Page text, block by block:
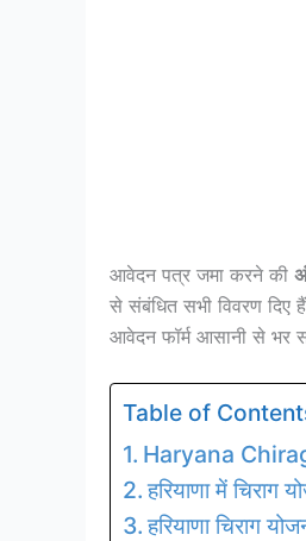
आवेदन पत्र जमा करने की
से संबंधित सभी विवरण
आवेदन फॉर्म आसानी से
Table of
Haryana
हरियाणा में
हरियाणा चिराग